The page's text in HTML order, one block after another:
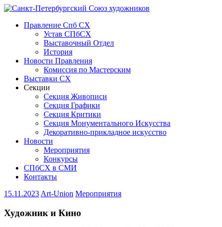
Правление Спб СХ
Устав СПбСХ
Выставочный Отдел
История
Новости Правления
Комиссия по Мастерским
Выставки СХ
Секции
Секция Живописи
Секция Графики
Секция Критики
Секция Монументального Искусства
Декоративно-прикладное искусство
Новости
Мероприятия
Конкурсы
СПбСХ в СМИ
Контакты
15.11.2023 Art-Union Мероприятия
Художник и Кино